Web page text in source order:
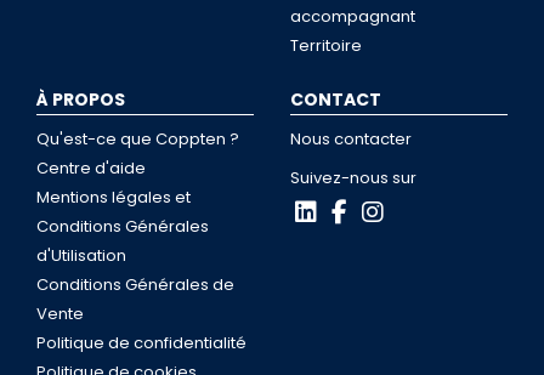
accompagnant
Territoire
À PROPOS
Qu'est-ce que Coppten ?
Centre d'aide
Mentions légales et
Conditions Générales
d'Utilisation
Conditions Générales de
Vente
Politique de confidentialité
CONTACT
Nous contacter
Suivez-nous sur